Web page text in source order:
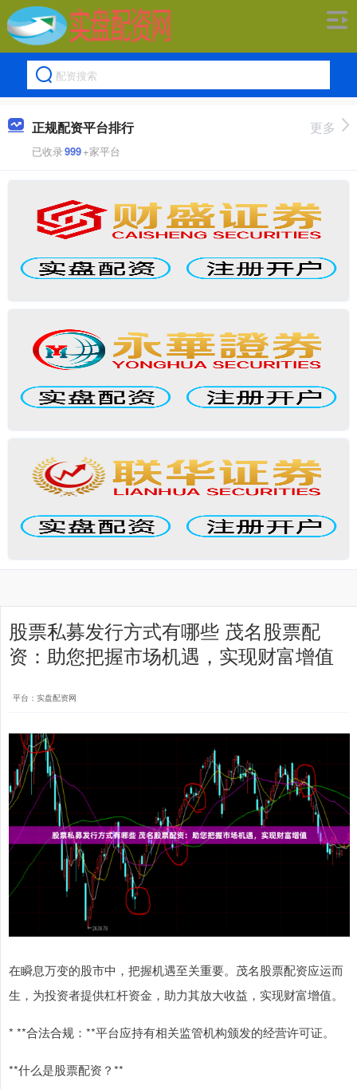
正规配资平台排行
已收录999+家平台
更多
股票私募发行方式有哪些 茂名股票配
资：助您把握市场机遇，实现财富增值
平台：实盘配资网
在瞬息万变的股市中，把握机遇至关重要。茂名股票配资应运而
生，为投资者提供杠杆资金，助力其放大收益，实现财富增值。
* **合法合规：**平台应持有相关监管机构颁发的经营许可证。
**什么是股票配资？**